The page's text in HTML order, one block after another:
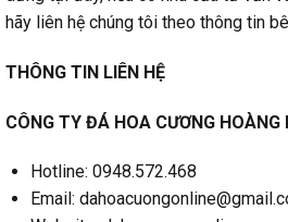
hãy liên hệ chúng tôi theo thông tin
THÔNG TIN LIÊN HỆ
CÔNG TY ĐÁ HOA CƯƠNG HOÀNG
Hotline: 0948.572.468
Email: